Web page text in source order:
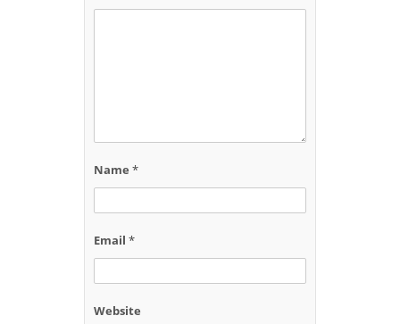
Name *
Email *
Website